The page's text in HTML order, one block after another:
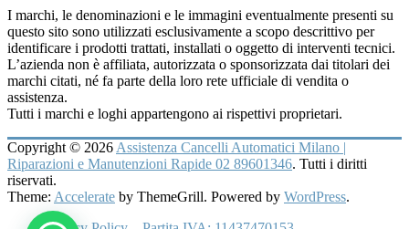
I marchi, le denominazioni e le immagini eventualmente presenti su
questo sito sono utilizzati esclusivamente a scopo descrittivo per
identificare i prodotti trattati, installati o oggetto di interventi tecnici.
L’azienda non è affiliata, autorizzata o sponsorizzata dai titolari dei
marchi citati, né fa parte della loro rete ufficiale di vendita o
assistenza.
Tutti i marchi e loghi appartengono ai rispettivi proprietari.
Copyright © 2026 Assistenza Cancelli Automatici Milano |
Riparazioni e Manutenzioni Rapide 02 89601346. Tutti i diritti
riservati.
Theme: Accelerate by ThemeGrill. Powered by WordPress.